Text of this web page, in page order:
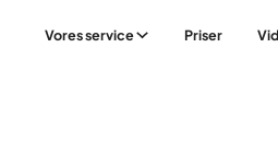
Vores service Priser